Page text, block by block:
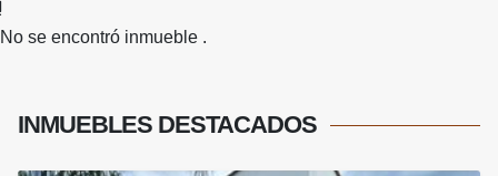
No se encontró inmueble .
INMUEBLES DESTACADOS